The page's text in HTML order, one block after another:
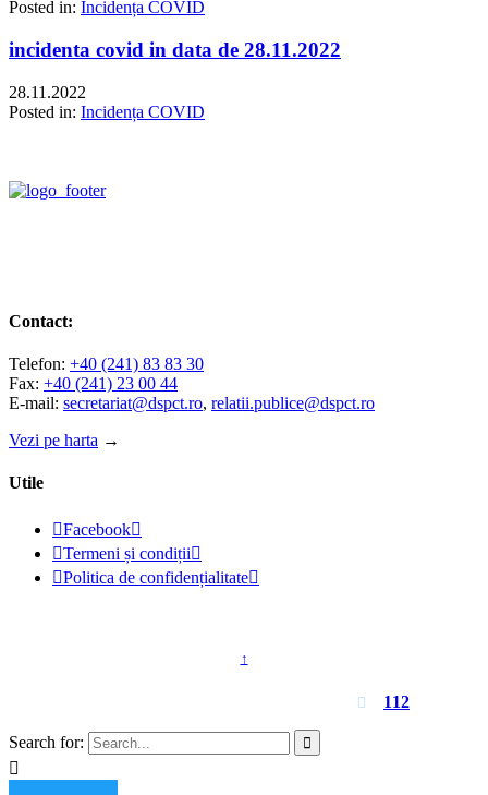
Posted in: Incidența COVID
incidenta covid in data de 28.11.2022
28.11.2022
Posted in: Incidența COVID
Contact:
Telefon: +40 (241) 83 83 30
Fax: +40 (241) 23 00 44
E-mail: secretariat@dspct.ro, relatii.publice@dspct.ro
Vezi pe harta →
Utile
Facebook
Termeni și condiții
Politica de confidențialitate
↑
 112
Search for: 
